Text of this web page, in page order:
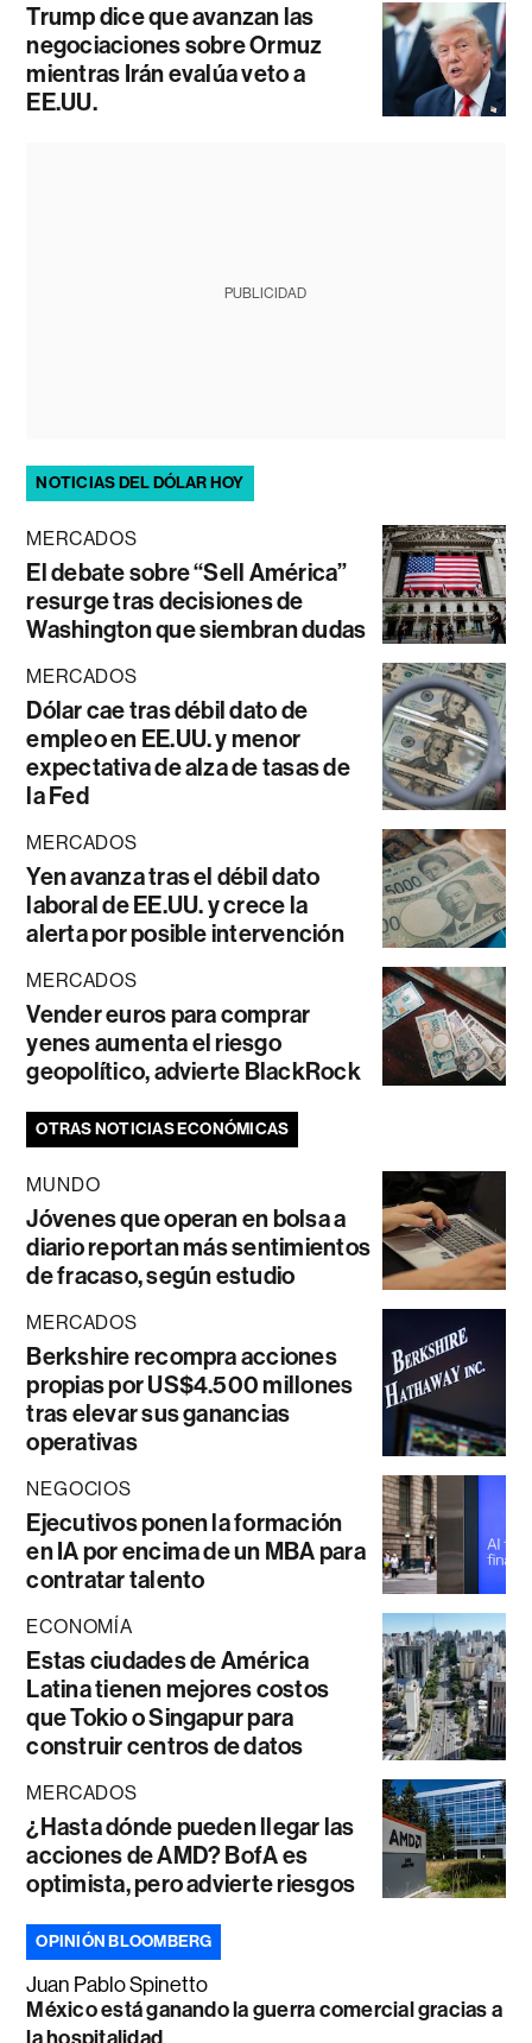
Trump dice que avanzan las
negociaciones sobre Ormuz
mientras Irán evalúa veto a
EE.UU.
PUBLICIDAD
NOTICIAS DEL DÓLAR HOY
MERCADOS
El debate sobre “Sell América”
resurge tras decisiones de
Washington que siembran dudas
MERCADOS
Dólar cae tras débil dato de
empleo en EE.UU. y menor
expectativa de alza de tasas de
la Fed
MERCADOS
Yen avanza tras el débil dato
laboral de EE.UU. y crece la
alerta por posible intervención
MERCADOS
Vender euros para comprar
yenes aumenta el riesgo
geopolítico, advierte BlackRock
OTRAS NOTICIAS ECONÓMICAS
MUNDO
Jóvenes que operan en bolsa a
diario reportan más sentimientos
de fracaso, según estudio
MERCADOS
Berkshire recompra acciones
propias por US$4.500 millones
tras elevar sus ganancias
operativas
NEGOCIOS
Ejecutivos ponen la formación
en IA por encima de un MBA para
contratar talento
ECONOMÍA
Estas ciudades de América
Latina tienen mejores costos
que Tokio o Singapur para
construir centros de datos
MERCADOS
¿Hasta dónde pueden llegar las
acciones de AMD? BofA es
optimista, pero advierte riesgos
OPINIÓN BLOOMBERG
Juan Pablo Spinetto
México está ganando la guerra comercial gracias a
la hospitalidad